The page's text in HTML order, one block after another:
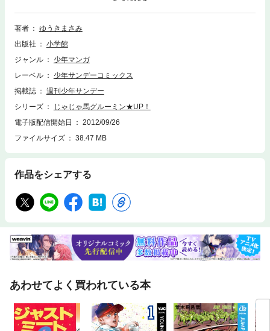
著者
ゆうきまさみ
出版社
小学館
ジャンル
少年マンガ
レーベル
少年サンデーコミックス
掲載誌
週刊少年サンデー
シリーズ
じゃじゃ馬グルーミン★UP！
電子版配信開始日
2012/09/26
ファイルサイズ
38.47 MB
作品をシェアする
あわせてよく買われている本